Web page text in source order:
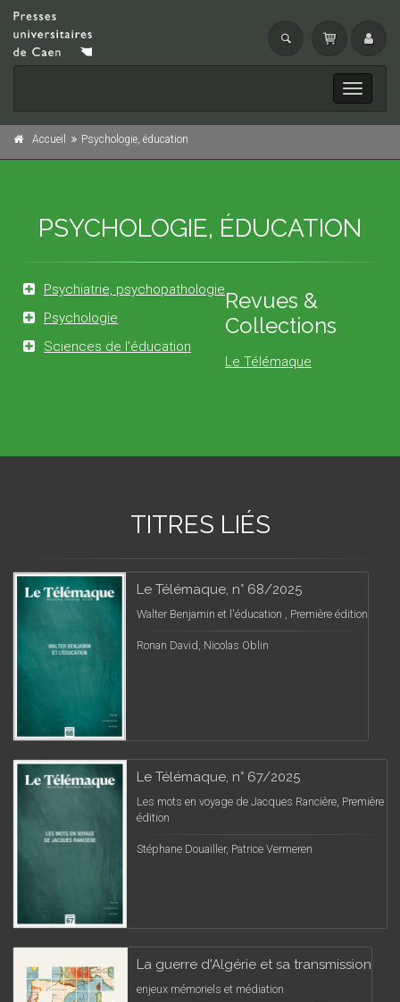
Toggle
Accueil Psychologie, éducation
PSYCHOLOGIE, ÉDUCATION
Psychiatrie, psychopathologie
Psychologie
Sciences de l'éducation
Revues &
Collections
Le Télémaque
TITRES LIÉS
Le Télémaque, n° 68/2025
Walter Benjamin et l'éducation , Première édition
Ronan David, Nicolas Oblin
Le Télémaque, n° 67/2025
Les mots en voyage de Jacques Rancière, Première
édition
Stéphane Douailler, Patrice Vermeren
La guerre d'Algérie et sa transmission
enjeux mémoriels et médiation